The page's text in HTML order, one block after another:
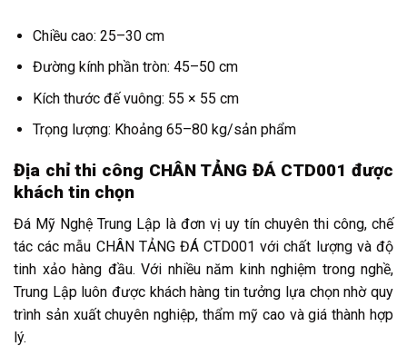
Chiều cao: 25–30 cm
Đường kính phần tròn: 45–50 cm
Kích thước đế vuông: 55 × 55 cm
Trọng lượng: Khoảng 65–80 kg/sản phẩm
Địa chỉ thi công CHÂN TẢNG ĐÁ CTD001 được
khách tin chọn
Đá Mỹ Nghệ Trung Lập là đơn vị uy tín chuyên thi công, chế
tác các mẫu CHÂN TẢNG ĐÁ CTD001 với chất lượng và độ
tinh xảo hàng đầu. Với nhiều năm kinh nghiệm trong nghề,
Trung Lập luôn được khách hàng tin tưởng lựa chọn nhờ quy
trình sản xuất chuyên nghiệp, thẩm mỹ cao và giá thành hợp
lý.